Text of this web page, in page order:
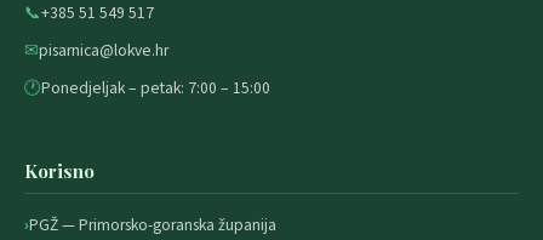
📞+385 51 549 517
✉pisarnica@lokve.hr
🕐Ponedjeljak – petak: 7:00 – 15:00
Korisno
PGŽ — Primorsko-goranska županija